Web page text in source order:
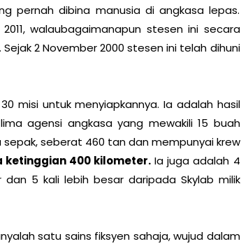
pernah dibina manusia di angkasa lepas.
walaubagaimanapun stesen ini secara
2 November 2000 stesen ini telah dihuni
misi untuk menyiapkannya. Ia adalah hasil
agensi angkasa yang mewakili 15 buah
seberat 460 tan dan mempunyai krew
ketinggian 400 kilometer. Ia juga adalah 4
5 kali lebih besar daripada Skylab milik
satu sains fiksyen sahaja, wujud dalam